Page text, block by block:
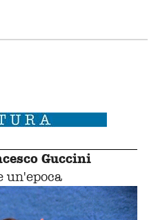
Guccini
un'epoca